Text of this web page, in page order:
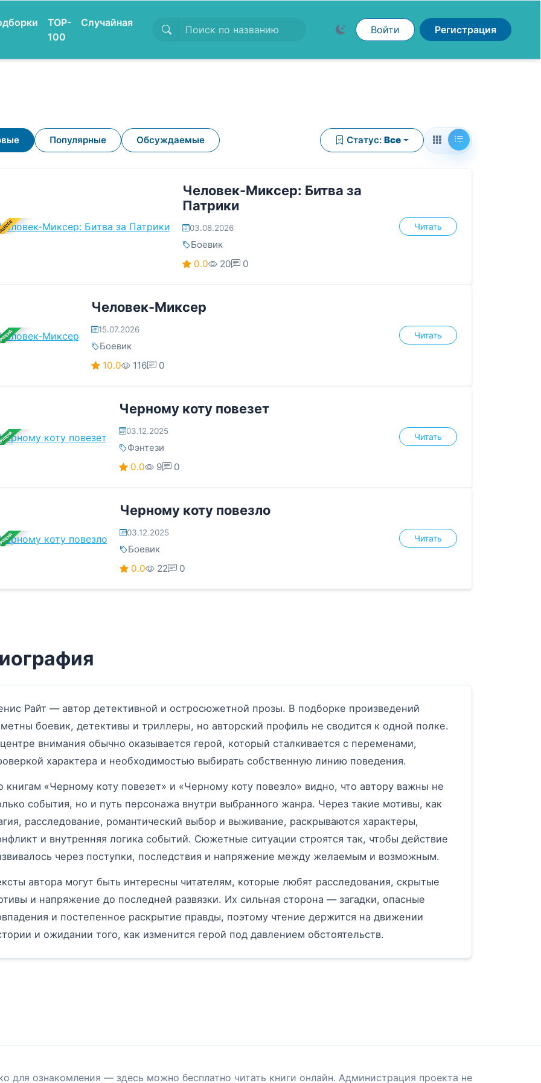
TOP-
100
Случайная
Войти Регистрация
Популярные Обсуждаемые Статус: Все
Человек-Миксер: Битва за
Патрики
03.08.2026
Боевик
0.0
20 0
Читать
Человек-Миксер
15.07.2026
Боевик
10.0
116 0
Читать
Черному коту повезет
03.12.2025
Фэнтези
0.0
9 0
Читать
Черному коту повезло
03.12.2025
Боевик
0.0
22 0
Читать
Райт — автор детективной и остросюжетной прозы. В подборке произведений
боевик, детективы и триллеры, но авторский профиль не сводится к одной полке.
внимания обычно оказывается герой, который сталкивается с переменами,
характера и необходимостью выбирать собственную линию поведения.
книгам «Черному коту повезет» и «Черному коту повезло» видно, что автору важны не
события, но и путь персонажа внутри выбранного жанра. Через такие мотивы, как
расследование, романтический выбор и выживание, раскрываются характеры,
и внутренняя логика событий. Сюжетные ситуации строятся так, чтобы действие
через поступки, последствия и напряжение между желаемым и возможным.
автора могут быть интересны читателям, которые любят расследования, скрытые
и напряжение до последней развязки. Их сильная сторона — загадки, опасные
и постепенное раскрытие правды, поэтому чтение держится на движении
и ожидании того, как изменится герой под давлением обстоятельств.
для ознакомления — здесь можно бесплатно читать книги онлайн. Администрация проекта не